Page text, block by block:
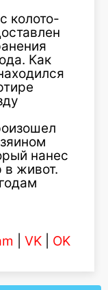
колото-
Как
нанес
живот.
VK OK